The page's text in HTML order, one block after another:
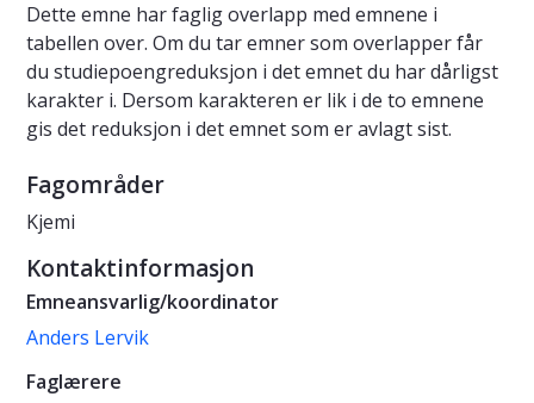
Dette emne har faglig overlapp med emnene i
tabellen over. Om du tar emner som overlapper får
du studiepoengreduksjon i det emnet du har dårligst
karakter i. Dersom karakteren er lik i de to emnene
gis det reduksjon i det emnet som er avlagt sist.
Fagområder
Kjemi
Kontaktinformasjon
Emneansvarlig/koordinator
Anders Lervik
Faglærere